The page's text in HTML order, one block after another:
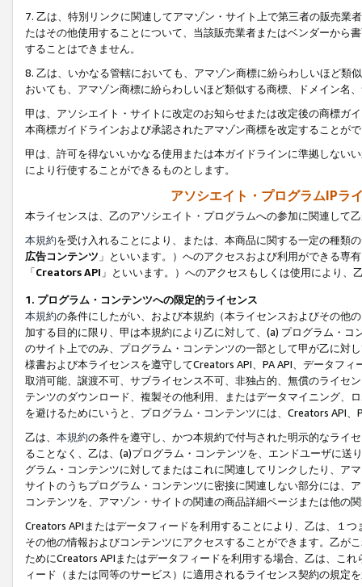
7. 乙は、特別リンクに関連してアマゾン・サイト上で第三者の販売
たはその他使用することについて、当該販売業者またはベンダーから
することはできません。
8. 乙は、いかなる管轄においても、アマゾン商標に紛らわしいほど類
おいても、アマゾン商標に紛らわしいほど類似する商標、ドメイン名
甲は、アソシエイト・サイトに改定のお知らせまたは改定後の商標ガ
本商標ガイドラインおよび承認されたアマゾン商標を改定することが
甲は、許可を得ないいかなる使用または本ガイドラインに準拠しない
により行使することができるものとします。
アソシエイト・プログラムIPラ
本ライセンスは、乙のアソシエイト・プログラムへの参加に関連して
本規約を受け入れることにより、または、本商品に関する一定の種類
広告コンテンツ 」といいます。）へのアクセスおよび利用ができる専
「Creators API 」といいます。）へのアクセスもしくは使用により
1. プログラム・コンテンツへの限定的ライセンス
本規約の条件にしたがい、および本規約（本ライセンスおよびその他
加する目的に限り、甲は本規約により乙に対して、(a) プログラム・
のサイト上でのみ、プログラム・コンテンツの一部として甲が乙に対
様書および本ライセンスを遵守してCreators API、PA API、データフ
取消可能、譲渡不可、サブライセンス不可、非独占的、無償のライセ
テンツのダウンロード、複製その他利用、またはデータマイニング、
を避けるためにいうと、プログラム・コンテンツには、Creators API
乙は、 本規約の条件を遵守し、かつ本規約で付与された明示的なライ
ることなく、乙は、(a)プログラム・コンテンツを、エンドユーザに
グラム・コンテンツに対してまたはこれに関連してリンクしたり、ア
サイトのうちプログラム・コンテンツに密接に関連しない部分には、
コンテンツを、アマゾン・サイトの関連の商品詳細ページまたは他の
Creators APIまたはデータフィードを利用することにより、乙は、１
その他の情報およびコンテンツにアクセスすることができます。乙が
ためにCreators APIまたはデータフィードを利用する場合、乙は、こ
ィード（または同等のサービス）に適用されるライセンス契約の規定